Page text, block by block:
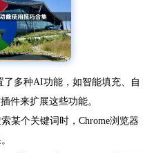
了多种AI功能，如智能填充、自
件来扩展这些功能。
某个关键词时，Chrome浏览器